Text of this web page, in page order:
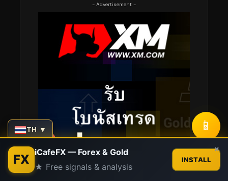
- Advertisement -
TH ▼ 📱
FX iCafeFX — Forex & Gold
★ Free signals & analysis
INSTALL
×
Contact us
Open